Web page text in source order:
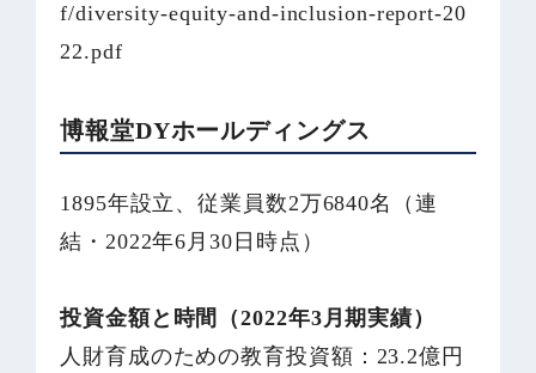
f/diversity-equity-and-inclusion-report-20
22.pdf
博報堂DYホールディングス
1895年設立、従業員数2万6840名（連
結・2022年6月30日時点）
投資金額と時間（2022年3月期実績）
人財育成のための教育投資額：23.2億円